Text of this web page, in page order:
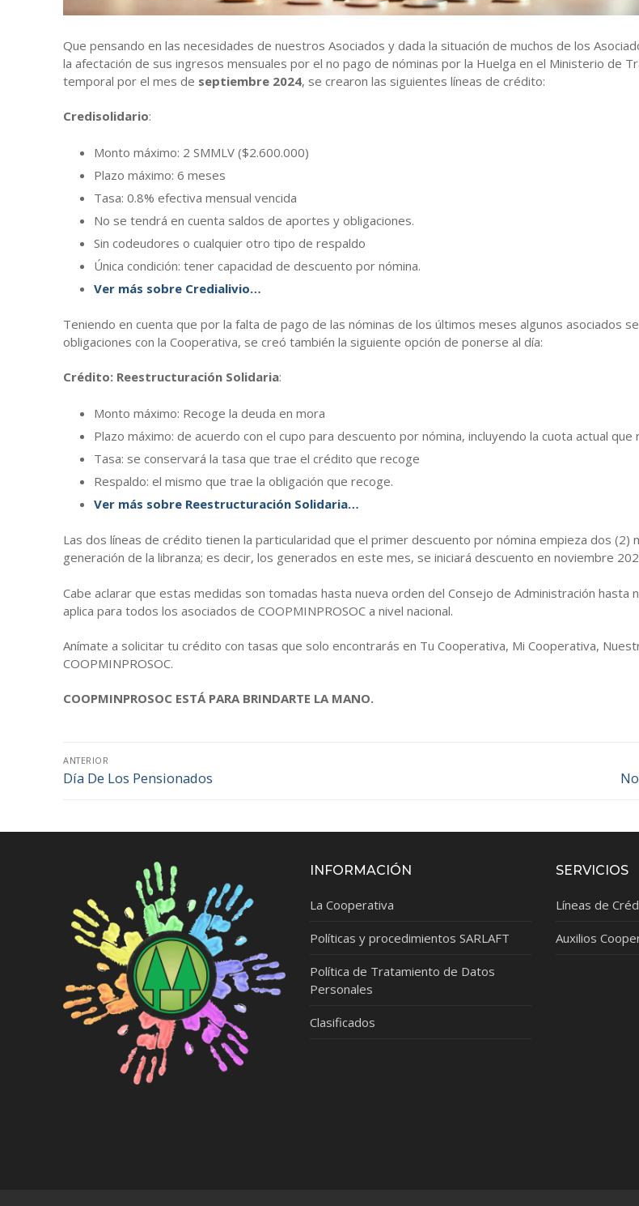
Que pensando en las necesidades de nuestros Asociados y dada la situación de muchos de los
la afectación de sus ingresos mensuales por el no pago de nóminas por la Huelga en el Ministerio de
temporal por el mes de septiembre 2024, se crearon las siguientes líneas de crédito:
Credisolidario:
Monto máximo: 2 SMMLV ($2.600.000)
Plazo máximo: 6 meses
Tasa: 0.8% efectiva mensual vencida
No se tendrá en cuenta saldos de aportes y obligaciones.
Sin codeudores o cualquier otro tipo de respaldo
Única condición: tener capacidad de descuento por nómina.
Ver más sobre Credialivio…
Teniendo en cuenta que por la falta de pago de las nóminas de los últimos meses algunos asociados
obligaciones con la Cooperativa, se creó también la siguiente opción de ponerse al día:
Crédito: Reestructuración Solidaria:
Monto máximo: Recoge la deuda en mora
Plazo máximo: de acuerdo con el cupo para descuento por nómina, incluyendo la cuota actual que
Tasa: se conservará la tasa que trae el crédito que recoge
Respaldo: el mismo que trae la obligación que recoge.
Ver más sobre Reestructuración Solidaria…
Las dos líneas de crédito tienen la particularidad que el primer descuento por nómina empieza dos (2)
generación de la libranza; es decir, los generados en este mes, se iniciará descuento en noviembre
Cabe aclarar que estas medidas son tomadas hasta nueva orden del Consejo de Administración hasta
aplica para todos los asociados de COOPMINPROSOC a nivel nacional.
Anímate a solicitar tu crédito con tasas que solo encontrarás en Tu Cooperativa, Mi Cooperativa,
COOPMINPROSOC.
COOPMINPROSOC ESTÁ PARA BRINDARTE LA MANO.
Navegación
de
ANTERIOR
Entrada
Día De Los Pensionados
INFORMACIÓN
La Cooperativa
Políticas y procedimientos SARLAFT
Política de Tratamiento de Datos
Personales
Clasificados
SERVICIOS
Líneas de
Auxilios